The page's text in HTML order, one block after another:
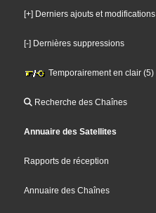
[+] Derniers ajouts et modifications
[-] Dernières suppressions
Temporairement en clair (5)
Recherche des Chaînes
Annuaire des Satellites
Rapports de réception
Annuaire des Chaînes